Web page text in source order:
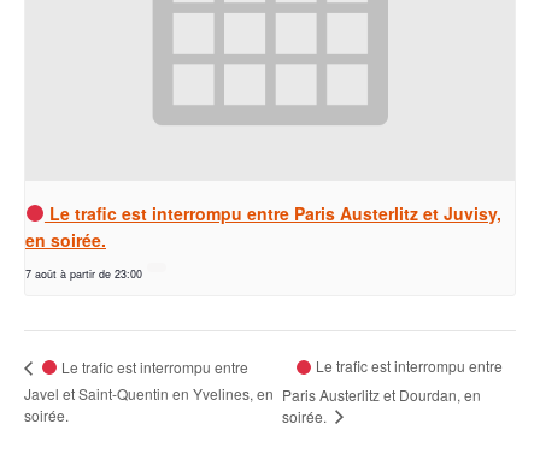
Le trafic est interrompu entre Paris Austerlitz et Juvisy,
en soirée.
7 août à partir de 23:00
Le trafic est interrompu entre
Javel et Saint-Quentin en Yvelines, en
soirée.
Le trafic est interrompu entre
Paris Austerlitz et Dourdan, en
soirée.